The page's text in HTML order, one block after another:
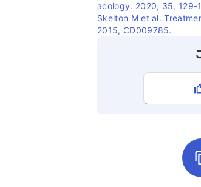
acology. 2020, 35, 129-
Skelton M et al.
2015, CD009785.